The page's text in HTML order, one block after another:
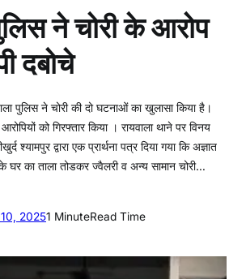
ने चोरी के आरोप
दबोचे
पुलिस ने चोरी की दो घटनाओं का खुलासा किया है।
को गिरफ्तार किया । रायवाला थाने पर विनय
श्यामपुर द्वारा एक प्रार्थना पत्र दिया गया कि अज्ञात
घर का ताला तोडकर ज्वैलरी व अन्य सामान चोरी…
20251 MinuteRead Time